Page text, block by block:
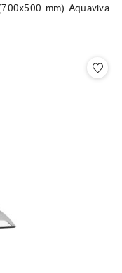
mm) Aquaviva